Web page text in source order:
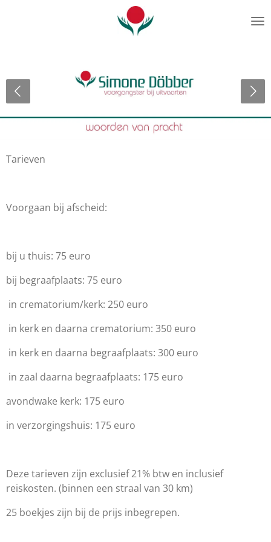
Tarieven
Voorgaan bij afscheid:
bij u thuis: 75 euro
bij begraafplaats: 75 euro
in crematorium/kerk: 250 euro
in kerk en daarna crematorium: 350 euro
in kerk en daarna begraafplaats: 300 euro
in zaal daarna begraafplaats: 175 euro
avondwake kerk: 175 euro
in verzorgingshuis: 175 euro
Deze tarieven zijn exclusief 21% btw en inclusief
reiskosten. (binnen een straal van 30 km)
25 boekjes zijn bij de prijs inbegrepen.